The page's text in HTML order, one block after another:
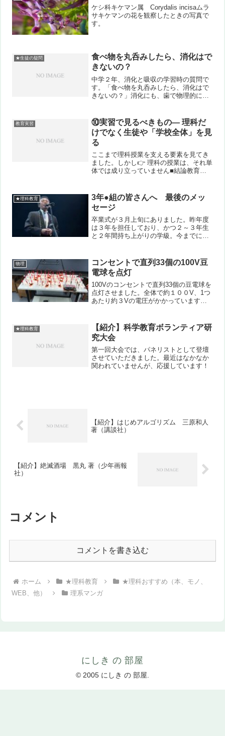
ケシ科キケマン属 Corydalis incisaムラ
サキケマンの花を観察したときの写真で
す。
★生徒の疑問
食べ物を丸呑みしたら、消化はで
きないの？
中学２年、消化と吸収の学習時の質問で
す。「食べ物を丸呑みしたら、消化はで
きないの？」消化にも、歯で物理的に細
があります。ヒトの場合、口に入ったそ
の段階で歯により食物を物...
教育実習
⑩実習で見るべきもの― 理科だ
けでなく生徒や「学校全体」を見
る
ここまで理科授業を支える要素を見てき
ました。しかし👉 理科の授業は、それ単
体では成り立っていません■結論教育実
校全体を観る」ことが必要か理科（教科
授業）は、👉 学校とい...
★理科教育
3年●組の皆さんへ 最後のメッ
セージ
卒業式が３月上旬にありました。昨年度
は３年を担任しており、かつ２～３年生
と２年間持ち上がりの学級。今までに無
も、これまた今までに無かった状況。最
後の最後にメッセージを...
物理
コンセントで直列33個の100V豆
電球を点灯
100Vのコンセントで直列33個の豆電球を
点灯させました。全体で約１００V、1つ
あたり約３Vの電圧がかかっています。
などの注意を見せた後で実施していま
す。
★理科教育
【紹介】科学教育ボランティア研
究大会
第一回大会では、パネリストとして登壇
させていただきました。最近はなかなか
関われていませんが、応援しています！
【紹介】はじめアルゴリズム 三原和人
著（講談社）
【紹介】絶滅酒場 黒丸 著（少年画報
社）
コメント
コメントを書き込む
ホーム ★理科教育
★理科おすすめ（本、モノ、
WEB、他）
理系マンガ
にしき の 部屋
© 2005 にしき の 部屋.